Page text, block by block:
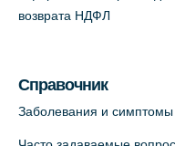
возврата НДФЛ
Справочник
Заболевания и симптомы